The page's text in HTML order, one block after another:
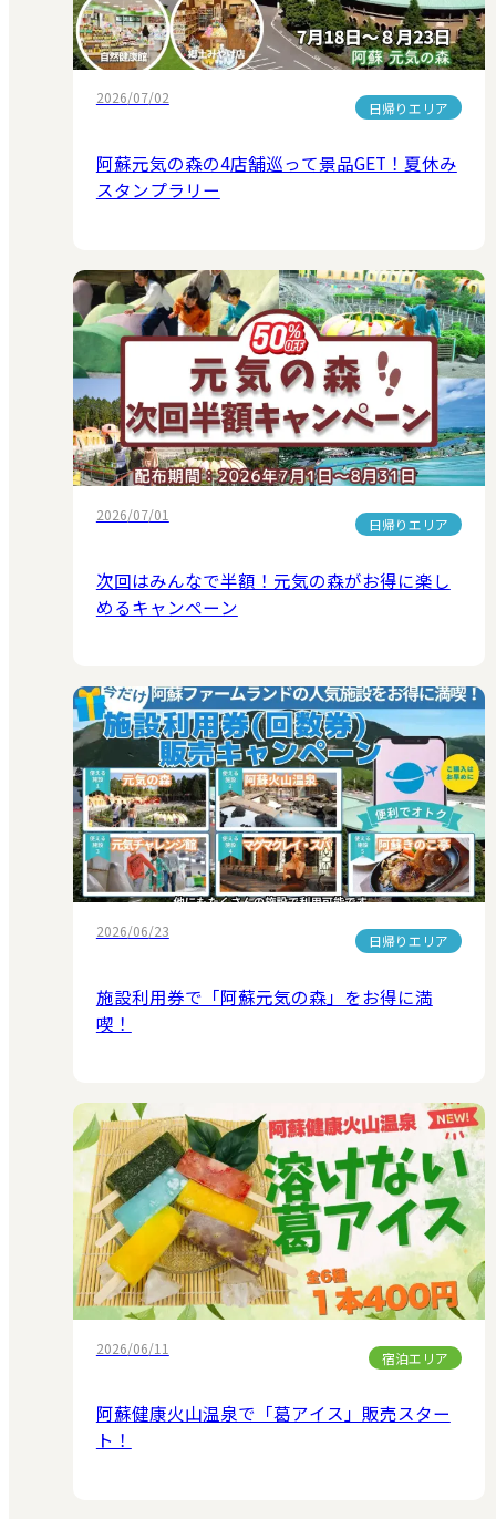
2026/07/02
日帰りエリア
阿蘇元気の森の4店舗巡って景品GET！夏休み
スタンプラリー
2026/07/01
日帰りエリア
次回はみんなで半額！元気の森がお得に楽し
めるキャンペーン
2026/06/23
日帰りエリア
施設利用券で「阿蘇元気の森」をお得に満
喫！
2026/06/11
宿泊エリア
阿蘇健康火山温泉で「葛アイス」販売スター
ト！